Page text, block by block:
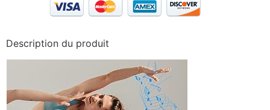
Description du produit